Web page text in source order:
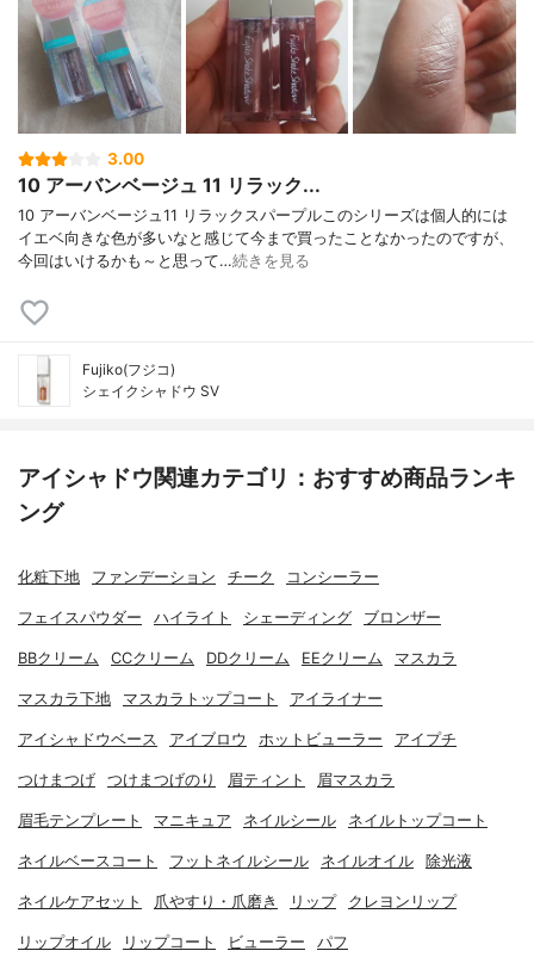
3.00
10 アーバンベージュ 11 リラック...
10 アーバンベージュ11 リラックスパープルこのシリーズは個人的には
イエベ向きな色が多いなと感じて今まで買ったことなかったのですが、
今回はいけるかも～と思って…続きを見る
Fujiko(フジコ)
シェイクシャドウ SV
アイシャドウ関連カテゴリ：おすすめ商品ランキ
ング
化粧下地 ファンデーション チーク コンシーラー
フェイスパウダー ハイライト シェーディング ブロンザー
BBクリーム CCクリーム DDクリーム EEクリーム マスカラ
マスカラ下地 マスカラトップコート アイライナー
アイシャドウベース アイブロウ ホットビューラー アイプチ
つけまつげ つけまつげのり 眉ティント 眉マスカラ
眉毛テンプレート マニキュア ネイルシール ネイルトップコート
ネイルベースコート フットネイルシール ネイルオイル 除光液
ネイルケアセット 爪やすり・爪磨き リップ クレヨンリップ
リップオイル リップコート ビューラー パフ